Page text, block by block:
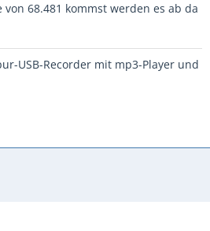
68.481 kommst werden es ab da
USB-Recorder mit mp3-Player und